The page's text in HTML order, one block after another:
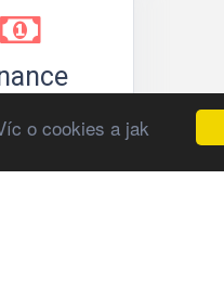
o cookies a jak